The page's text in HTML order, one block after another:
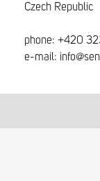
Czech Republic
phone: +420
e-mail: